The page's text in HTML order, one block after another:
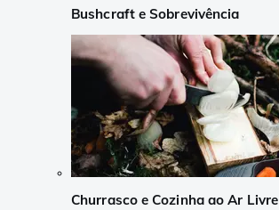
Bushcraft e Sobrevivência
Churrasco e Cozinha ao Ar Livre